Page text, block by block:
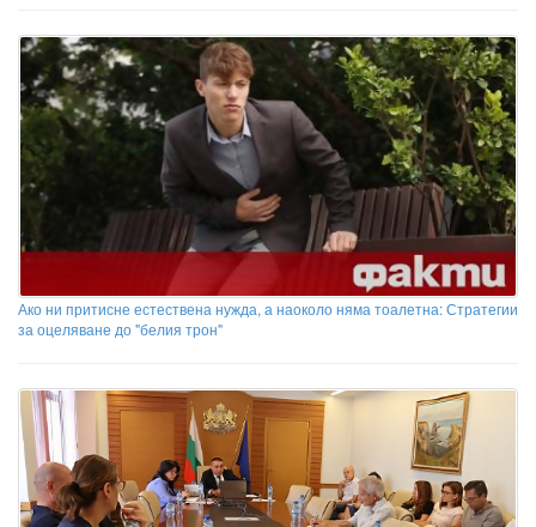
Ако ни притисне естествена нужда, а наоколо няма тоалетна: Стратегии
за оцеляване до "белия трон"